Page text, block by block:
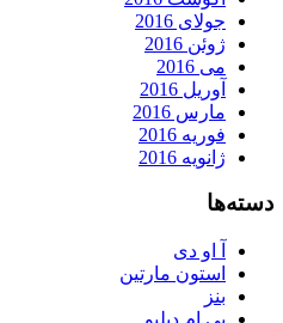
جولای 2016
ژوئن 2016
می 2016
آوریل 2016
مارس 2016
فوریه 2016
ژانویه 2016
دسته‌ها
آ او دی
استون مارتین
بنز
بی ام دبلیو